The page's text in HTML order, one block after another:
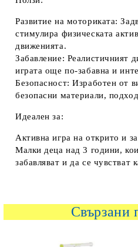
Развитие на моториката:
стимулира физическата
движенията.
Забавление: Реалистичният
играта още по-забавна и
Безопасност: Изработен от
безопасни материали,
Идеален за:
Активна игра на открито и
Малки деца над 3 години,
забавляват и да се
Свързани